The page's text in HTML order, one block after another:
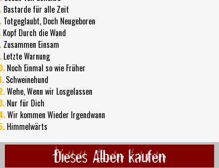
Bastarde für alle Zeit
Totgeglaubt, Doch Neugeboren
Kopf Durch die Wand
Zusammen Einsam
Letzte Warnung
Noch Einmal so wie Früher
Schweinehund
Wehe, Wenn wir Losgelassen
Nur für Dich
Wir kommen Wieder Irgendwann
Himmelwärts
Dieses Alben kaufen